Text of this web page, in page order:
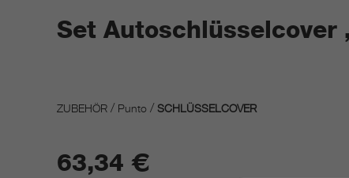
Set Autoschlüsselcover
ZUBEHÖR / Punto / SCHLÜSSELCOVER
63,34 €